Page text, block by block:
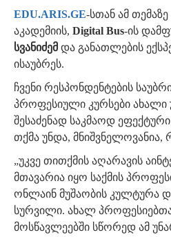
EDU.ARIS.GE-სთან ამ
აკადემიის, Digital Bus-ის
სვანიძემ და განათლების
ისაუბრეს.
ჩვენი რესპონდენტების
პროფესიული კურსები ახალი
შესაძენად საკმაოდ
თქმა უნდა, მნიშვნელოვანია,
„უკვე თითქმის აღარავის
მთავარია იყო საქმის
ონლაინ მუშაობის კულტურა
სურვილი. ახალ
მოსწავლეებში სწორედ ამ